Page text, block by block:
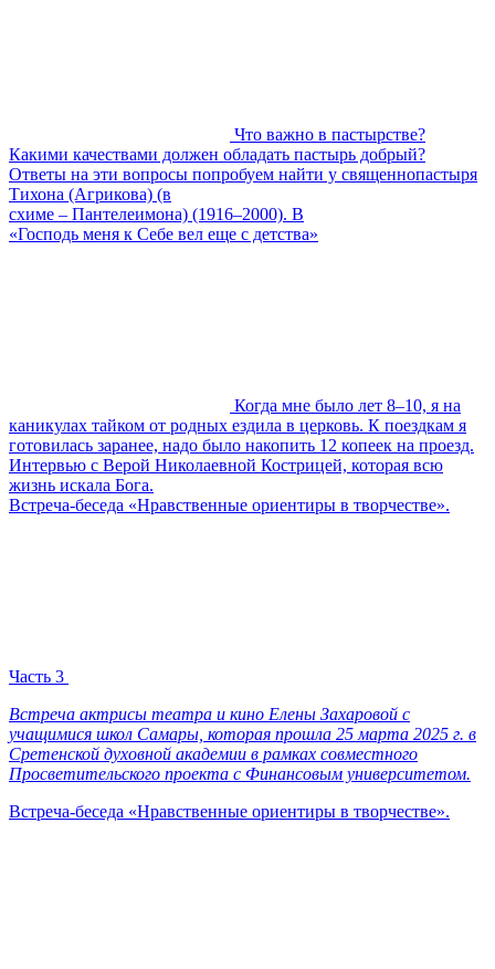
Что важно в пастырстве?
Какими качествами должен обладать пастырь добрый?
Ответы на эти вопросы попробуем найти у священнопастыря
Тихона (Агрикова) (в
схиме – Пантелеимона) (1916–2000). В
«Господь меня к Себе вел еще с детства»
Когда мне было лет 8–10, я на
каникулах тайком от родных ездила в церковь. К поездкам я
готовилась заранее, надо было накопить 12 копеек на проезд.
Интервью с Верой Николаевной Кострицей, которая всю
жизнь искала Бога.
Встреча-беседа «Нравственные ориентиры в творчестве».
Часть 3
Встреча актрисы театра и кино Елены Захаровой с
учащимися школ Самары, которая прошла 25 марта 2025 г. в
Сретенской духовной академии в рамках совместного
Просветительского проекта с Финансовым университетом.
Встреча-беседа «Нравственные ориентиры в творчестве».